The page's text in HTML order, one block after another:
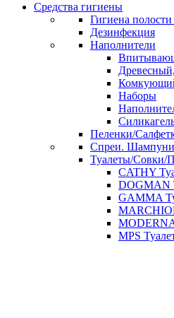
Средства гигиены
Гигиена полости
Дезинфекция
Наполнители
Наборы
Пеленки/
Спреи.
Туалеты/Совки/
CATHY
DOGMAN
GAMMA
MPS